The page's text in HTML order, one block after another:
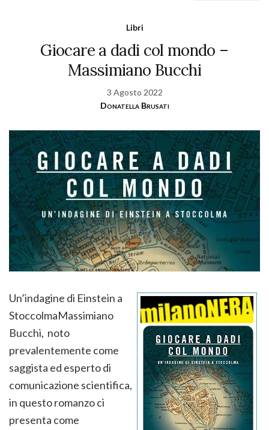
Libri
Giocare a dadi col mondo –
Massimiano Bucchi
3 Agosto 2022
Donatella Brusati
Un’indagine di Einstein a
StoccolmaMassimiano
Bucchi, noto
prevalentemente come
saggista ed esperto di
comunicazione scientifica,
in questo romanzo ci
presenta come